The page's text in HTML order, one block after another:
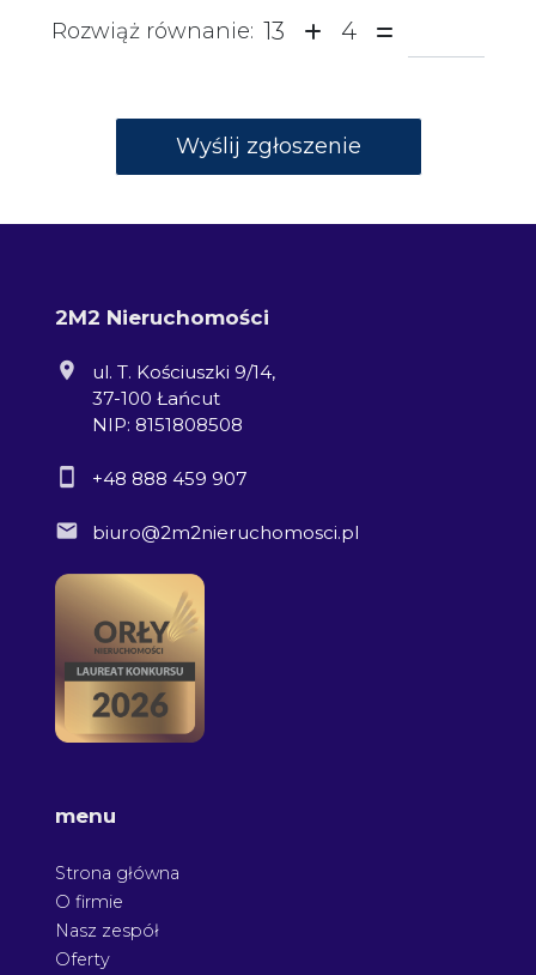
Rozwiąż równanie: 13 4
2M2 Nieruchomości
ul. T. Kościuszki 9/14,
37-100 Łańcut
NIP: 8151808508
+48 888 459 907
biuro@2m2nieruchomosci.pl
menu
Strona główna
O firmie
Nasz zespół
Oferty